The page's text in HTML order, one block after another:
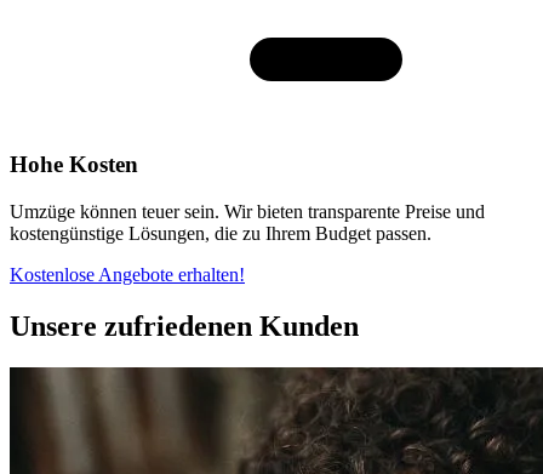
Hohe Kosten
Umzüge können teuer sein. Wir bieten transparente Preise und
kostengünstige Lösungen, die zu Ihrem Budget passen.
Kostenlose Angebote erhalten!
Unsere zufriedenen Kunden